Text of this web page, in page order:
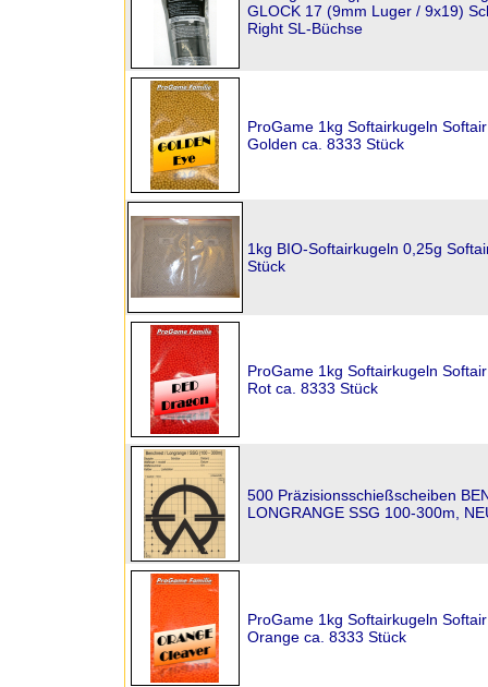
GLOCK 17 (9mm Luger / 9x19)
Right SL-Büchse
ProGame 1kg Softairkugeln
Golden ca. 8333 Stück
1kg BIO-Softairkugeln 0,25g
Stück
ProGame 1kg Softairkugeln
Rot ca. 8333 Stück
500 Präzisionsschießscheiben
LONGRANGE SSG 100-300m,
ProGame 1kg Softairkugeln
Orange ca. 8333 Stück